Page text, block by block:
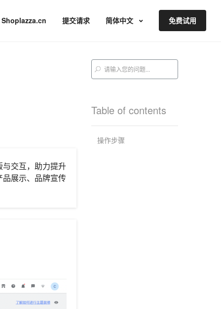
Shoplazza.cn 提交请求 简体中文 免费试用
交互，助力提升
展示、品牌宣传
Table of contents
操作步骤